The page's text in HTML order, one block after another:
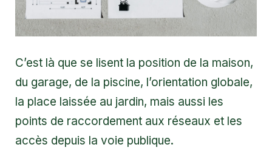
C’est là que se lisent la position de la maison,
du garage, de la piscine, l’orientation globale,
la place laissée au jardin, mais aussi les
points de raccordement aux réseaux et les
accès depuis la voie publique.